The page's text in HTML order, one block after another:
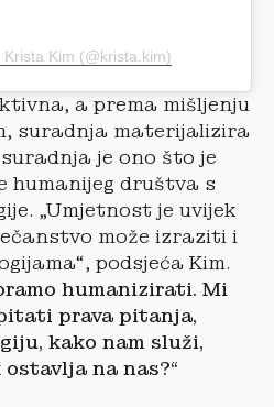
Kim (@krista.kim)
a prema mišljenju
suradnja materijalizira
je ono što je
humanijeg društva s
„Umjetnost je uvijek
može izraziti i
podsjeća Kim.
humanizirati. Mi
prava pitanja,
kako nam služi,
na nas?“